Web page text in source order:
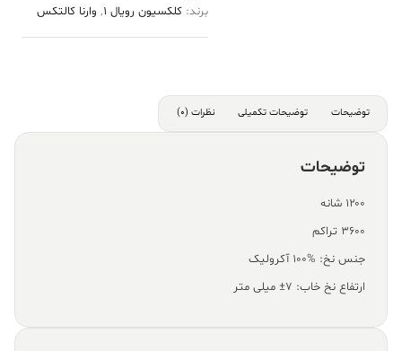
برند: کلکسیون رویال 1 , وارنا کالتکس
توضیحات توضیحات تکمیلی نظرات (0)
توضیحات
۱۲۰۰ شانه
۳۶۰۰ تراکم
جنس نخ: %100 آکرولیک
ارتفاع نخ خاب: ۷± میلی متر